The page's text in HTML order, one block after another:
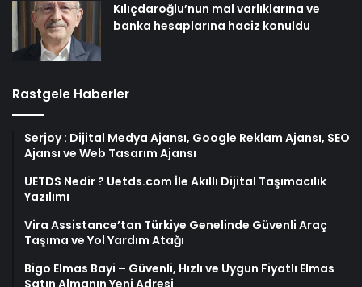
Kılıçdaroğlu’nun mal varlıklarına ve
banka hesaplarına haciz konuldu
Rastgele Haberler
Serjoy : Dijital Medya Ajansı, Google Reklam Ajansı, SEO
Ajansı ve Web Tasarım Ajansı
UETDS Nedir ? Uetds.com İle Akıllı Dijital Taşımacılık
Yazılımı
Vira Assistance’tan Türkiye Genelinde Güvenli Araç
Taşıma ve Yol Yardım Atağı
Bigo Elmas Bayi – Güvenli, Hızlı ve Uygun Fiyatlı Elmas